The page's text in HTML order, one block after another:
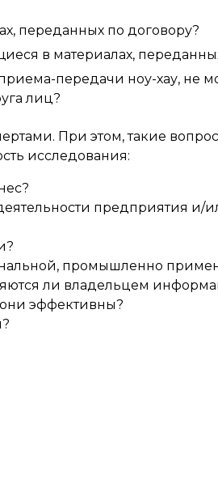
переданных по договору?
в материалах,
передачи ноу-хау, не
лиц?
При этом, такие
исследования:
предприятия и/
промышленно
ли владельцем
они эффективны?